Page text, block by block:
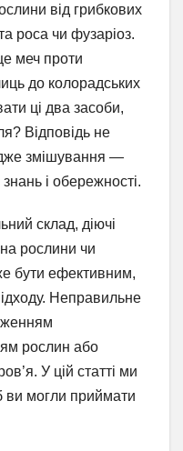
від грибкових
роса чи фузаріоз.
меч проти
до колорадських
ці два засоби,
Відповідь не
змішування —
і обережності.
склад, діючі
рослини чи
бути ефективним,
Неправильне
рослин або
У цій статті ми
ви могли приймати